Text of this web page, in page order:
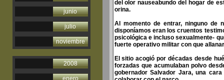
junio
julio
noviembre
2008
enero
del olor nauseabundo del hogar de
orina.
Al momento de entrar, ninguno de
disponíamos eran los cruentos
psicológica e incluso sexualmente-
fuerte operativo militar con que
El sitio acogió por décadas desde
forzadas que acumulaban polvo
gobernador Salvador Jara, una